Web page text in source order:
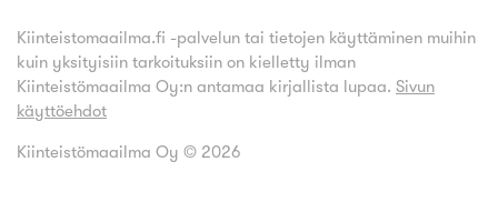
Kiinteistomaailma.fi -palvelun tai tietojen käyttäminen muihin
kuin yksityisiin tarkoituksiin on kielletty ilman
Kiinteistömaailma Oy:n antamaa kirjallista lupaa. Sivun
käyttöehdot
Kiinteistömaailma Oy © 2026